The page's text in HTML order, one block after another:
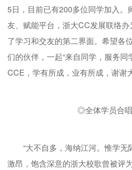
5日，目前已有200多位同学加入。
友、赋能平台，浙大CC发展联络
了学习和交友的第二界面。希望各
们的伙伴，一起“来自同学，服务同
CCE，学有所成，业有所成，谢谢
◎全体学员合
“大不自多，海纳江河。惟学无
激昂，饱含深意的浙大校歌曾被评